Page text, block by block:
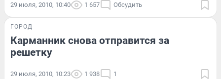
29 июля, 2010, 10:40 1 657 Обсудить
ГОРОД
Карманник снова отправится за
решетку
29 июля, 2010, 10:23 1 938 1